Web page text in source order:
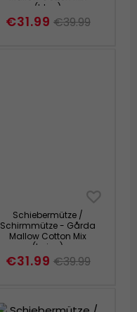
(blau)
€31.99 €39.99
Schiebermütze /
Schirmmütze - Gårda
Mallow Cotton Mix
(beige)
€31.99 €39.99